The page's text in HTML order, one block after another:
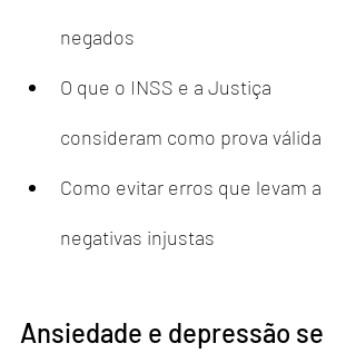
negados
O que o INSS e a Justiça
consideram como prova válida
Como evitar erros que levam a
negativas injustas
Ansiedade e depressão se